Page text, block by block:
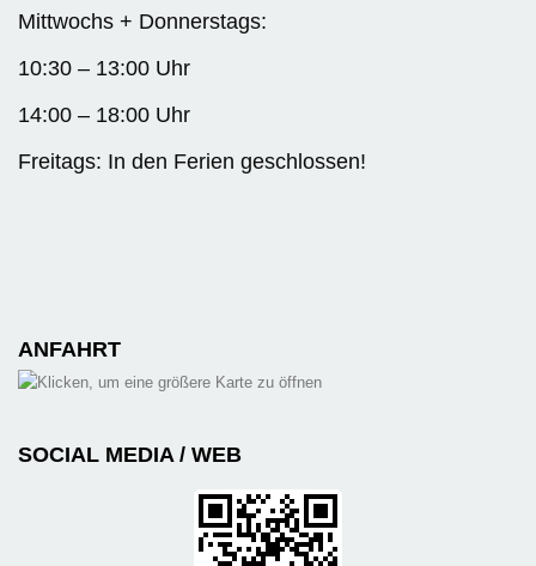
Mittwochs + Donnerstags:
10:30 – 13:00 Uhr
14:00 – 18:00 Uhr
Freitags: In den Ferien geschlossen!
ANFAHRT
SOCIAL MEDIA / WEB